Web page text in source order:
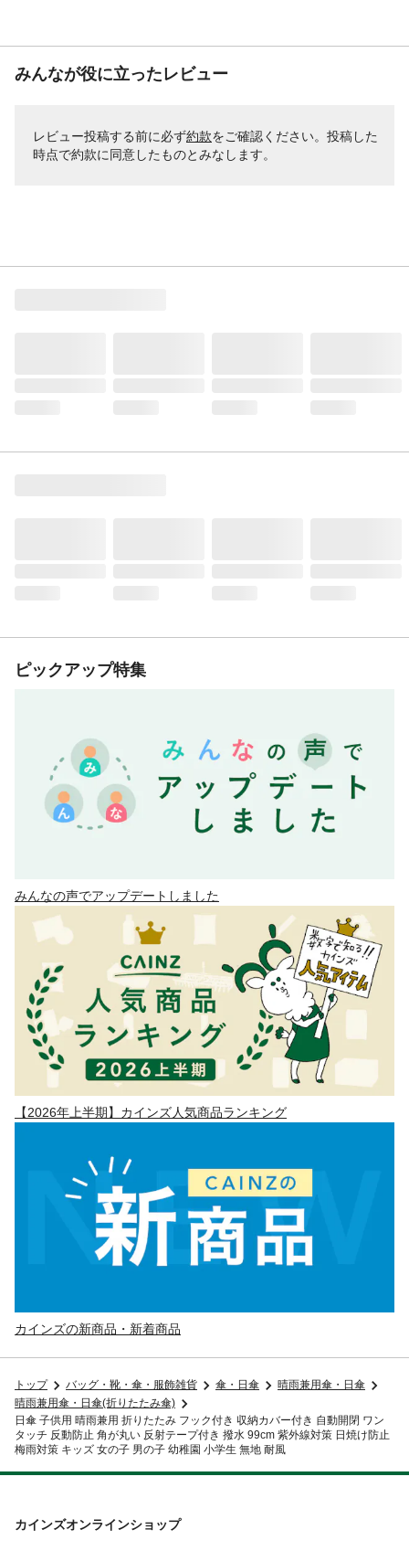
みんなが役に立ったレビュー
レビュー投稿する前に必ず約款をご確認ください。投稿した
時点で約款に同意したものとみなします。
ピックアップ特集
みんなの声でアップデートしました
【2026年上半期】カインズ人気商品ランキング
カインズの新商品・新着商品
トップ バッグ・靴・傘・服飾雑貨 傘・日傘
晴雨兼用傘・日傘
晴雨兼用傘・日傘(折りたたみ傘)
日傘 子供用 晴雨兼用 折りたたみ フック付き 収納カバー付き 自動開閉 ワン
タッチ 反動防止 角が丸い 反射テープ付き 撥水 99cm 紫外線対策 日焼け防止
梅雨対策 キッズ 女の子 男の子 幼稚園 小学生 無地 耐風
カインズオンラインショップ